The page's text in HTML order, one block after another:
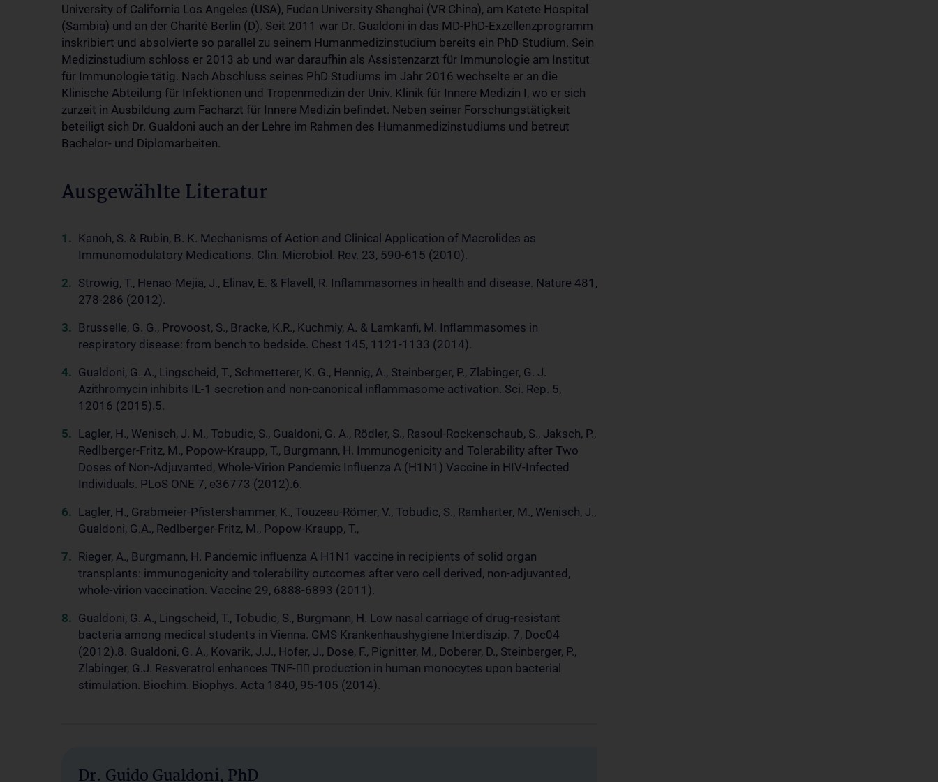
University of California Los Angeles (USA), Fudan University Shanghai (VR China), am Katete Hospital
(Sambia) und an der Charité Berlin (D). Seit 2011 war Dr. Gualdoni in das MD-PhD-Exzellenzprogramm
inskribiert und absolvierte so parallel zu seinem Humanmedizinstudium bereits ein PhD-Studium. Sein
Medizinstudium schloss er 2013 ab und war daraufhin als Assistenzarzt für Immunologie am Institut
für Immunologie tätig. Nach Abschluss seines PhD Studiums im Jahr 2016 wechselte er an die
Klinische Abteilung für Infektionen und Tropenmedizin der Univ. Klinik für Innere Medizin I, wo er sich
zurzeit in Ausbildung zum Facharzt für Innere Medizin befindet. Neben seiner Forschungstätigkeit
beteiligt sich Dr. Gualdoni auch an der Lehre im Rahmen des Humanmedizinstudiums und betreut
Bachelor- und Diplomarbeiten.
Ausgewählte Literatur
Kanoh, S. & Rubin, B. K. Mechanisms of Action and Clinical Application of Macrolides as
Immunomodulatory Medications. Clin. Microbiol. Rev. 23, 590-615 (2010).
Strowig, T., Henao-Mejia, J., Elinav, E. & Flavell, R. Inflammasomes in health and disease. Nature 481,
278-286 (2012).
Brusselle, G. G., Provoost, S., Bracke, K.R., Kuchmiy, A. & Lamkanfi, M. Inflammasomes in
respiratory disease: from bench to bedside. Chest 145, 1121-1133 (2014).
Gualdoni, G. A., Lingscheid, T., Schmetterer, K. G., Hennig, A., Steinberger, P., Zlabinger, G. J.
Azithromycin inhibits IL-1 secretion and non-canonical inflammasome activation. Sci. Rep. 5,
12016 (2015).5.
Lagler, H., Wenisch, J. M., Tobudic, S., Gualdoni, G. A., Rödler, S., Rasoul-Rockenschaub, S., Jaksch, P.,
Redlberger-Fritz, M., Popow-Kraupp, T., Burgmann, H. Immunogenicity and Tolerability after Two
Doses of Non-Adjuvanted, Whole-Virion Pandemic Influenza A (H1N1) Vaccine in HIV-Infected
Individuals. PLoS ONE 7, e36773 (2012).6.
Lagler, H., Grabmeier-Pfistershammer, K., Touzeau-Römer, V., Tobudic, S., Ramharter, M., Wenisch, J.,
Gualdoni, G.A., Redlberger-Fritz, M., Popow-Kraupp, T.,
Rieger, A., Burgmann, H. Pandemic influenza A H1N1 vaccine in recipients of solid organ
transplants: immunogenicity and tolerability outcomes after vero cell derived, non-adjuvanted,
whole-virion vaccination. Vaccine 29, 6888-6893 (2011).
Gualdoni, G. A., Lingscheid, T., Tobudic, S., Burgmann, H. Low nasal carriage of drug-resistant
bacteria among medical students in Vienna. GMS Krankenhaushygiene Interdiszip. 7, Doc04
(2012).8. Gualdoni, G. A., Kovarik, J.J., Hofer, J., Dose, F., Pignitter, M., Doberer, D., Steinberger, P.,
Zlabinger, G.J. Resveratrol enhances TNF- production in human monocytes upon bacterial
stimulation. Biochim. Biophys. Acta 1840, 95-105 (2014).
Dr. Guido Gualdoni, PhD